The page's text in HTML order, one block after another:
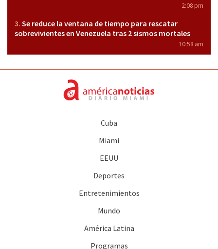
2:08 pm
Se reduce la ventana de tiempo para rescatar
sobrevivientes en Venezuela tras 2 sismos mortales
10:58 am
Cuba
Miami
EEUU
Deportes
Entretenimientos
Mundo
América Latina
Programas